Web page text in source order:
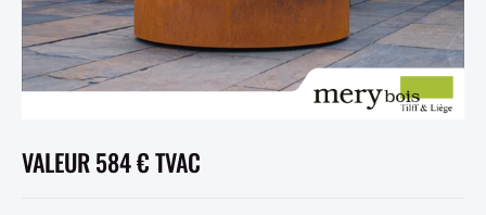
VALEUR 584 € TVAC